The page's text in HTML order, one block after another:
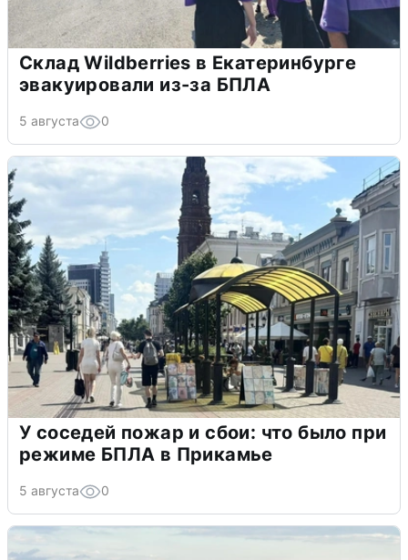
Склад Wildberries в Екатеринбурге
эвакуировали из-за БПЛА
5 августа 0
У соседей пожар и сбои: что было при
режиме БПЛА в Прикамье
5 августа 0